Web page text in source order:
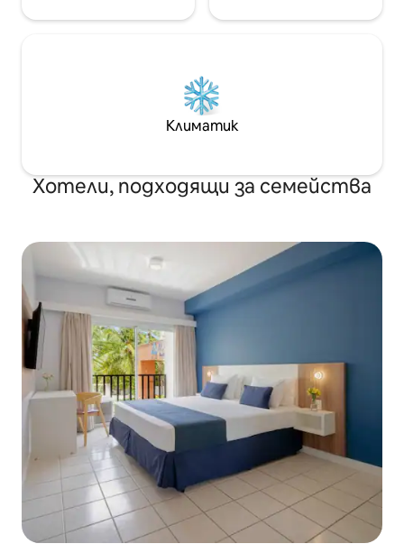
Климатик
Хотели, подходящи за семейства